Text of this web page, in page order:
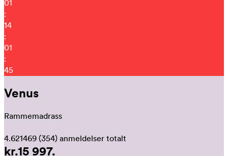
01
:
14
:
01
:
40
Venus
Rammemadrass
4.621469 (354) anmeldelser totalt
kr.15 997.